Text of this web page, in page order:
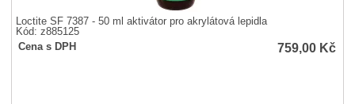
Loctite SF 7387 - 50 ml aktivátor pro akrylátová lepidla
Kód: z885125
Cena s DPH
759,00 Kč